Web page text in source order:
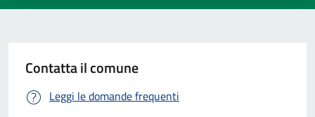
Contatta il comune
Leggi le domande frequenti